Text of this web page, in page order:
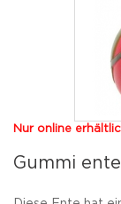
Nur online
Gummi